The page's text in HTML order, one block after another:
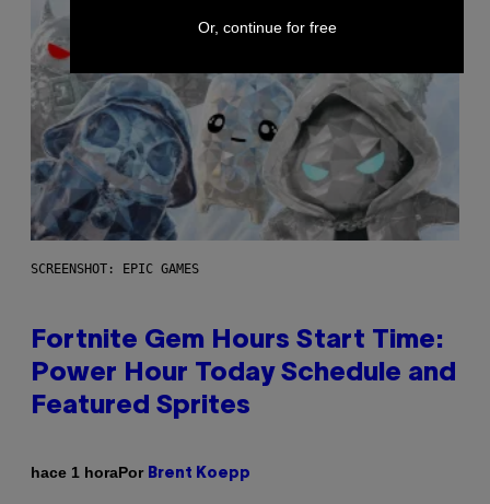
SCREENSHOT: EPIC GAMES
Fortnite Gem Hours Start Time:
Power Hour Today Schedule and
Featured Sprites
hace 1 horaPor Brent Koepp
Or, continue for free